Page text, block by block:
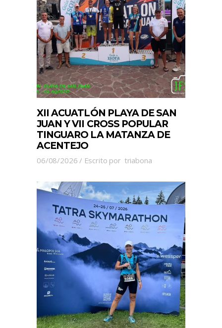
XII ACUATLÓN PLAYA DE SAN
JUAN Y VII CROSS POPULAR
TINGUARO LA MATANZA DE
ACENTEJO
06/08/2026 Escrito por triabona